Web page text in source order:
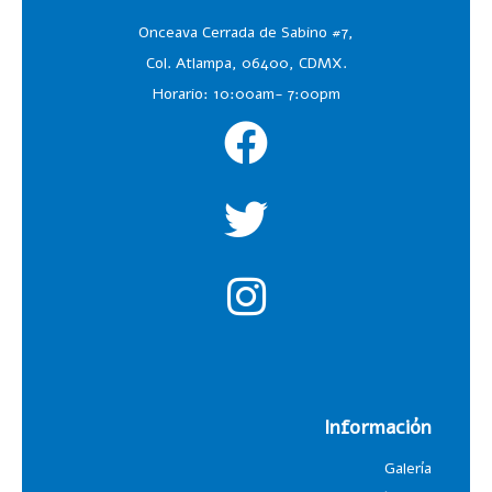
Onceava Cerrada de Sabino #7,
Col. Atlampa, 06400, CDMX.
Horario: 10:00am- 7:00pm
Información
Galería